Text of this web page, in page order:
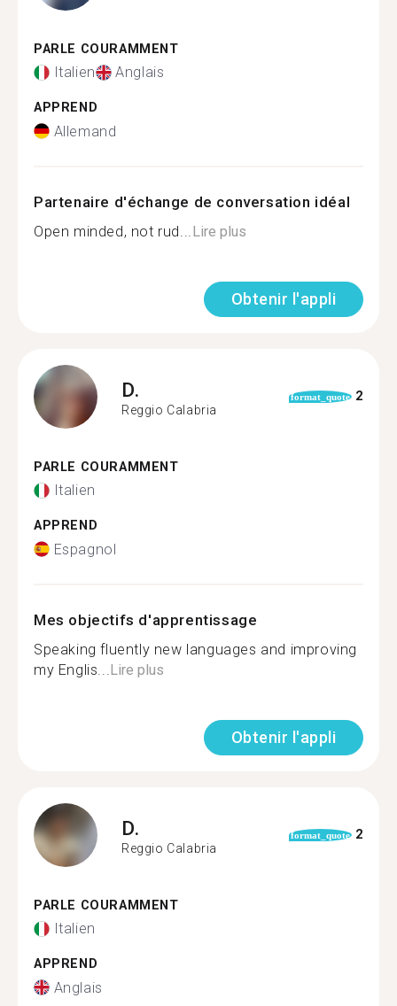
PARLE COURAMMENT
Italien Anglais
APPREND
Allemand
Partenaire d'échange de conversation idéal
Open minded, not rud... Lire plus
Obtenir l'appli
D.
Reggio Calabria
format_quote 2
PARLE COURAMMENT
Italien
APPREND
Espagnol
Mes objectifs d'apprentissage
Speaking fluently new languages and improving
my Englis... Lire plus
Obtenir l'appli
D.
Reggio Calabria
format_quote 2
PARLE COURAMMENT
Italien
APPREND
Anglais